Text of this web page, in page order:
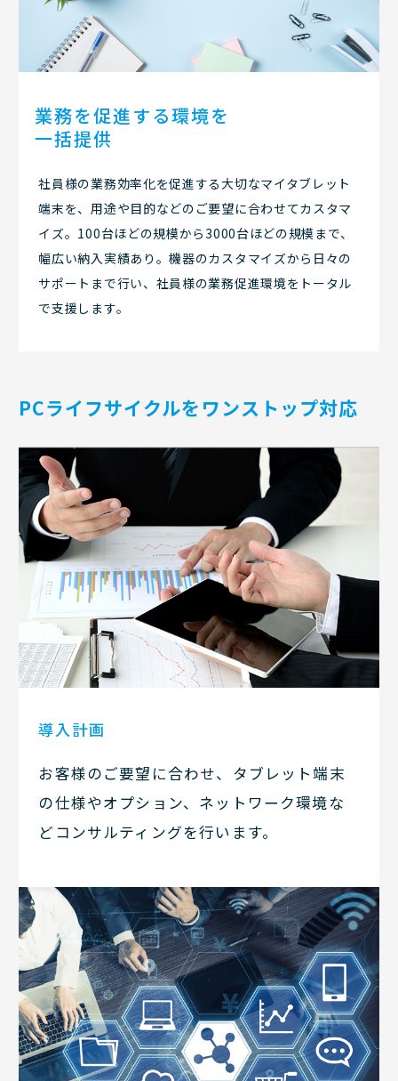
業務を促進する環境を
一括提供
社員様の業務効率化を促進する大切なマイタブレット
端末を、用途や目的などのご要望に合わせてカスタマ
イズ。100台ほどの規模から3000台ほどの規模まで、
幅広い納入実績あり。機器のカスタマイズから日々の
サポートまで行い、社員様の業務促進環境をトータル
で支援します。
PCライフサイクルをワンストップ対応
導入計画
お客様のご要望に合わせ、タブレット端末
の仕様やオプション、ネットワーク環境な
どコンサルティングを行います。